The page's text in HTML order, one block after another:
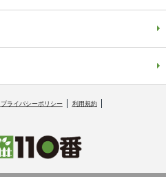
プライバシーポリシー 利用規約